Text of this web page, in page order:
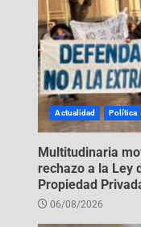
Actualidad Política
Multitudinaria
rechazo a la Ley
Propiedad
06/08/2026